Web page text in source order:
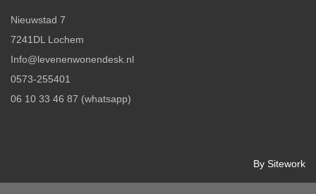
Nieuwstad 7
7241DL Lochem
Info@levenenwonendesk.nl
0573-255401
06 10 33 46 87 (whatsapp)
By Sitework